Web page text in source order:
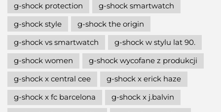
g-shock protection
g-shock smartwatch
g-shock style
g-shock the origin
g-shock vs smartwatch
g-shock w stylu lat 90.
g-shock women
g-shock wycofane z produkcji
g-shock x central cee
g-shock x erick haze
g-shock x fc barcelona
g-shock x j.balvin